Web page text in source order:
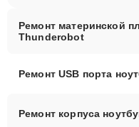
Ремонт материнской
Thunderobot
Ремонт USB порта
Ремонт корпуса